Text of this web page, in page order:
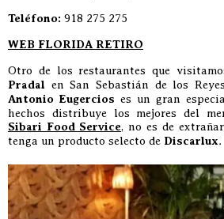
Teléfono: 918 275 275
WEB FLORIDA RETIRO
Otro de los restaurantes que
Pradal en San Sebastián de los
Antonio Eugercios es un gran
hechos distribuye los mejores del
Sibari Food Service, no es de
tenga un producto selecto de Discarlux.